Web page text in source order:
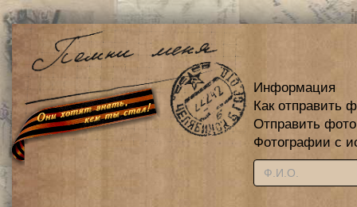
Информация
Как отправить
Отправить
Фотографии с